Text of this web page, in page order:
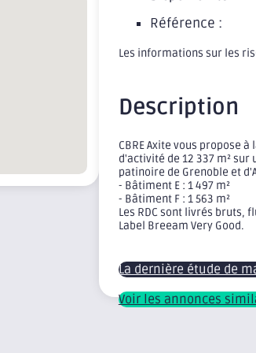
Référence :
Les informations sur les
Description
CBRE Axite vous propose
d'activité de 12 337 m²
patinoire de Grenoble et
- Bâtiment E : 1 497 m²
- Bâtiment F : 1 563 m²
Les RDC sont livrés bruts,
Label Breeam Very Good.
La dernière étude de
Voir les annonces